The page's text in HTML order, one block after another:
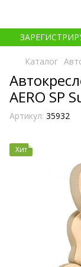
Каталог
AERO SP
Артикул: 35932
Хит